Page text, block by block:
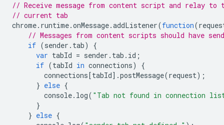
// Receive message from content script and relay to
// current tab
chrome. runtime.onMessage.addListener(function(
// Messages from content scripts should have
if (sender . tab)
{
var tabId = sender . tab . id ;
if (tabId in connections)
{
connections [tabId].postMessage(request);
} else {
console. log( "Tab not found in connection
}
} else {